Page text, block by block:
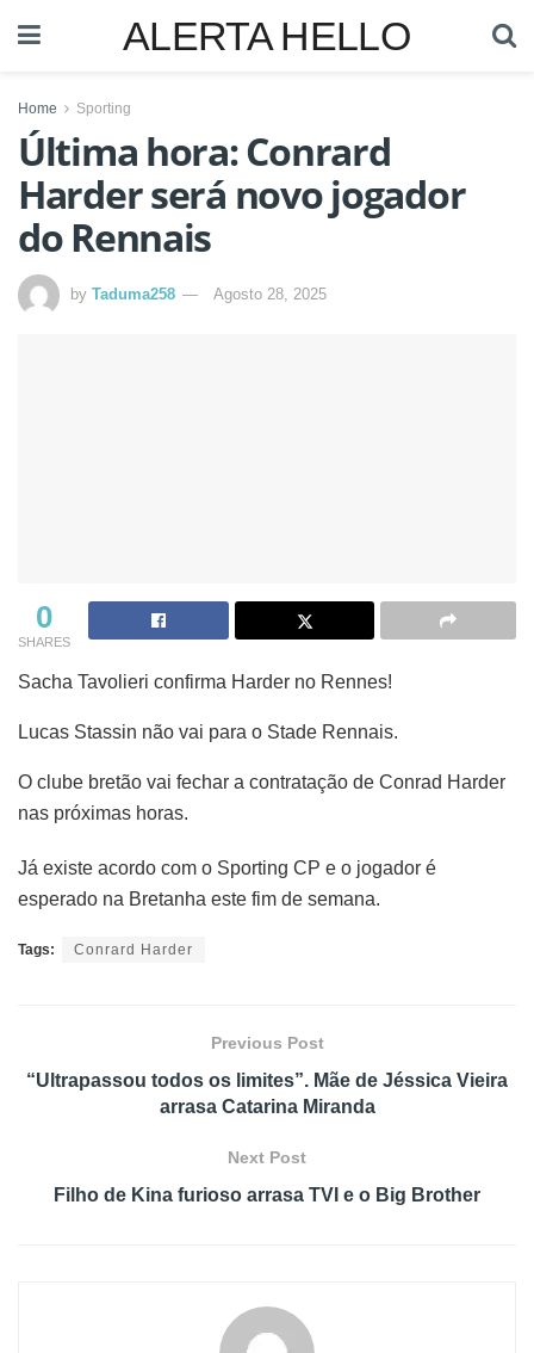
ALERTA HELLO
Home Sporting
Última hora: Conrard
Harder será novo jogador
do Rennais
by Taduma258 Agosto 28, 2025
0
SHARES
Sacha Tavolieri confirma Harder no Rennes!
Lucas Stassin não vai para o Stade Rennais.
O clube bretão vai fechar a contratação de Conrad Harder
nas próximas horas.
Já existe acordo com o Sporting CP e o jogador é
esperado na Bretanha este fim de semana.
Tags: Conrard Harder
Previous Post
“Ultrapassou todos os limites”. Mãe de Jéssica Vieira
arrasa Catarina Miranda
Next Post
Filho de Kina furioso arrasa TVI e o Big Brother